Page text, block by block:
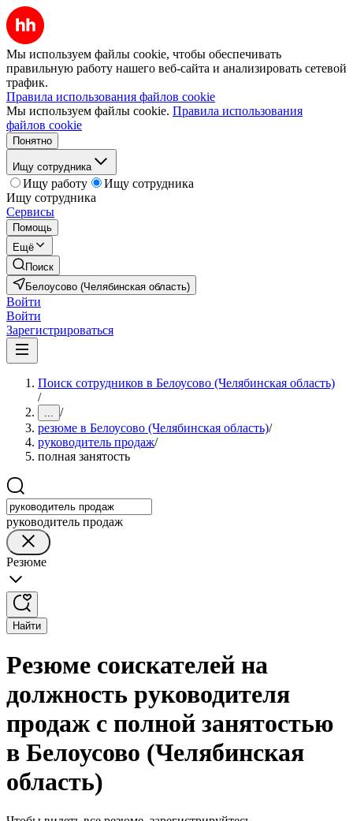
Мы используем файлы cookie, чтобы обеспечивать
правильную работу нашего веб-сайта и анализировать сетевой
трафик.
Правила использования файлов cookie
Мы используем файлы cookie. Правила использования
файлов cookie
Понятно
Ищу сотрудника
Ищу работу
Ищу сотрудника
Ищу сотрудника
Сервисы
Помощь
Ещё
Поиск
Белоусово (Челябинская область)
Войти
Войти
Зарегистрироваться
Поиск сотрудников в Белоусово (Челябинская область)
/
... /
резюме в Белоусово (Челябинская область)/
руководитель продаж/
полная занятость
руководитель продаж
Резюме
Найти
Резюме соискателей на
должность руководителя
продаж с полной занятостью
в Белоусово (Челябинская
область)